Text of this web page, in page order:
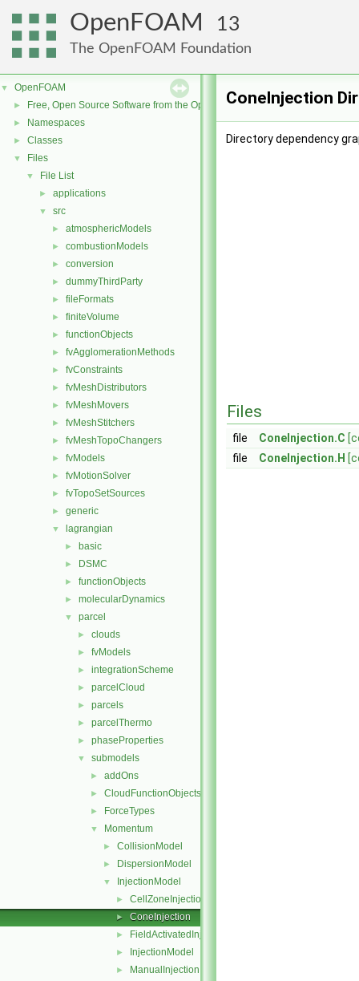
OpenFOAM 13
The OpenFOAM Foundation
▼ OpenFOAM
► Free, Open Source Software from the OpenFOAM Foundation
► Namespaces
► Classes
▼ Files
▼ File List
► applications
▼ src
► atmosphericModels
► combustionModels
► conversion
► dummyThirdParty
► fileFormats
► finiteVolume
► functionObjects
► fvAgglomerationMethods
► fvConstraints
► fvMeshDistributors
► fvMeshMovers
► fvMeshStitchers
► fvMeshTopoChangers
► fvModels
► fvMotionSolver
► fvTopoSetSources
► generic
▼ lagrangian
► basic
► DSMC
► functionObjects
► molecularDynamics
▼ parcel
► clouds
► fvModels
► integrationScheme
► parcelCloud
► parcels
► parcelThermo
► phaseProperties
▼ submodels
► addOns
► CloudFunctionObjects
► ForceTypes
▼ Momentum
► CollisionModel
► DispersionModel
▼ InjectionModel
► CellZoneInjection
► ConeInjection
► FieldActivatedInjection
► InjectionModel
► ManualInjection
ConeInjection
Directory dependency
Files
file ConeInjection.C
file
ConeInjection.H